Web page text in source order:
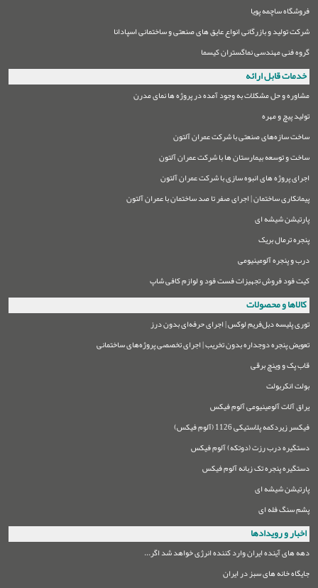
فروشگاه ساچمه پویا
شرکت تولید و بازرگانی انواع عایق های صنعتی و ساختمانی اسپادانا
گروه فنی مهندسی نماگستران کیسما
خدمات قابل ارائه
مشاوره و حل مشکلات به وجود آمده در پروژه ها نمای مدرن
تولید پیچ و مهره
ساخت سازه‌های صنعتی با شرکت عمران آلتون
ساخت و توسعه بیمارستان ها با شرکت عمران آلتون
اجرای پروژه های انبوه سازی با شرکت عمران آلتون
پیمانکاری ساختمان | اجرای صفر تا صد ساختمان با عمران آلتون
پارتیشن شیشه ای
پنجره ترمال بریک
درب و پنجره آلومینیومی
کیت فود فروش تجهیزات فست فود و لوازم کافی شاپ
کالاها و محصولات
توری پلیسه دبل‌فریم لوکس | اجرای حرفه‌ای بدون درز
تعویض پنجره دوجداره بدون تخریب | اجرای تخصصی پروژه‌های ساختمانی
قاب پک و وینچ برقی
بولت انکربولت
یراق آلات آلومینیومی آلوم فیکس
فیکسر زیردکمه پلاستیکی 1126 (آلوم فیکس)
دستگیره درب رزت (دوتکه) آلوم فیکس
دستگیره پنجره تک زبانه آلوم فیکس
پارتیشن شیشه ای
پشم سنگ فله ای
اخبار و رویدادها
دهه های آینده ایران وارد کننده انرژی خواهد شد اگر...
جایگاه خانه های سبز در ایران